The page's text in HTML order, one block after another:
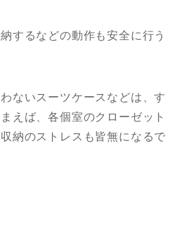
するなどの動作も安全に行う
ないスーツケースなどは、す
えば、各個室のクローゼット
納のストレスも皆無になるで